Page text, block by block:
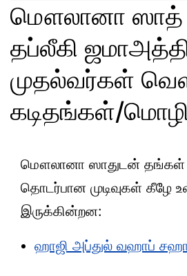
மௌலானா ஸாத்
தப்லீகி
முதல்வர்கள்
கடிதங்கள்/
மௌலானா ஸாதுடன் தங்கள்
தொடர்பான முடிவுகள் கீழே
இருக்கின்றன:
ஹாஜி அப்துல் வஹாப்